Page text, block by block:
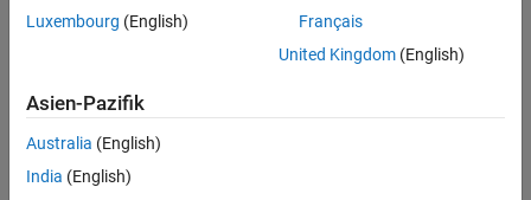
Luxembourg (English)
Français
United Kingdom(English)
Asien-Pazifik
Australia (English)
India (English)